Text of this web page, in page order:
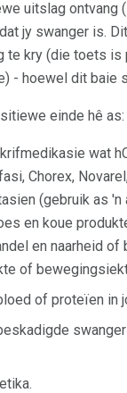
uitslag ontvang
jy swanger is.
te kry (die toets is
- hoewel dit baie
einde hê as:
wat
Chorex,
(gebruik as 'n
en koue
en naarheid of
of
of proteïen in